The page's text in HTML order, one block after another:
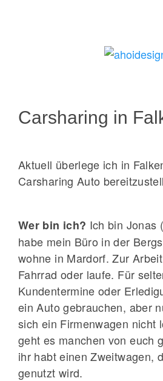
Carsharing in
Aktuell überlege ich in
Carsharing Auto
Wer bin ich? Ich bin Jonas
habe mein Büro in der
wohne in Mardorf. Zur
Fahrrad oder laufe. Für
Kundentermine oder
ein Auto gebrauchen, aber
sich ein Firmenwagen nicht
geht es manchen von euch
ihr habt einen Zweitwagen,
genutzt wird.